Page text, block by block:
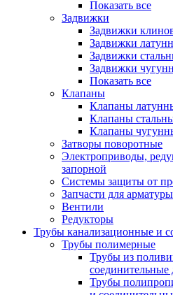
Показать все
Задвижки
Задвижки
Задвижки
Задвижки
Задвижки
Показать все
Клапаны
Клапаны
Клапаны
Клапаны
Затворы поворотные
Электроприводы,
запорной
Системы защиты от
Запчасти для
Вентили
Редукторы
Трубы канализационные и
Трубы полимерные
Трубы из
соединительные
Трубы